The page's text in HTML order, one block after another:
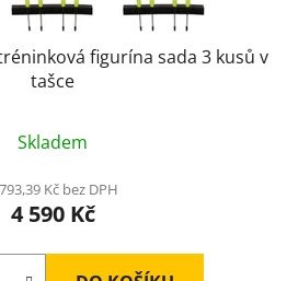
figurína sada 3 kusů v
tašce
Skladem
Kč bez DPH
4 590 Kč